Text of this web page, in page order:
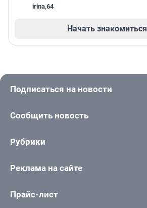
irina,64
Начать знакомиться
Подписаться на новости
Сообщить новость
Рубрики
Реклама на сайте
Прайс-лист